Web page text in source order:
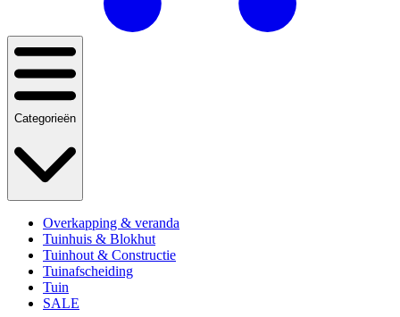
Categorieën
Overkapping & veranda
Tuinhuis & Blokhut
Tuinhout & Constructie
Tuinafscheiding
Tuin
SALE